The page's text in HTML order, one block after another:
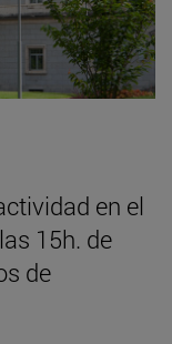
en el
15h. de
de